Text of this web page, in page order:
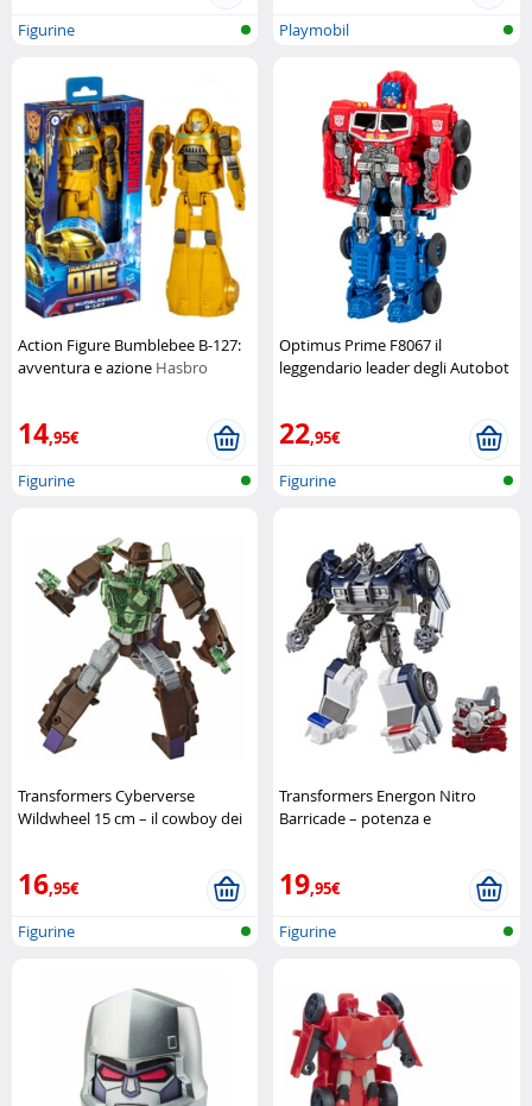
Figurine Playmobil
Action Figure Bumblebee B-127:
avventura e azione Hasbro
14,95€
Figurine
Optimus Prime F8067 il
leggendario leader degli Autobot
22,95€
Figurine
Transformers Cyberverse
Wildwheel 15 cm – il cowboy dei
16,95€
Figurine
Transformers Energon Nitro
Barricade – potenza e
19,95€
Figurine